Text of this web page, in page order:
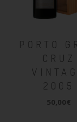
PORTO
CRUZ
2005
50,00€